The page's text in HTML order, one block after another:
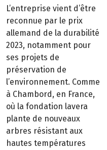
L’entreprise vient d’être
reconnue par le prix
allemand de la durabilité
2023, notamment pour
ses projets de
préservation de
l’environnement. Comme
à Chambord, en France,
où la fondation lavera
plante de nouveaux
arbres résistant aux
hautes températures